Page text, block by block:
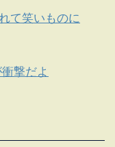
て笑いものに
撃だよ